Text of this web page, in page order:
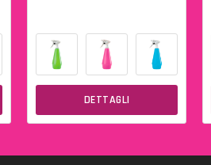
DETTAGLI